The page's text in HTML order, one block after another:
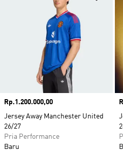
Harga
Rp.1.200.000,00
Jersey Away Manchester United
26/27
Pria Performance
Baru